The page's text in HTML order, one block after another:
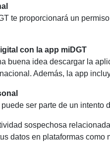
te proporcionará un
con la app miDGT
buena idea descargar la
Además, la app
ser parte de un
sospechosa
datos en plataformas